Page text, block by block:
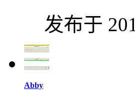
发布于
Abby